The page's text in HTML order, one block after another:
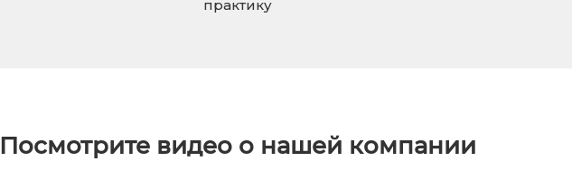
практику
Посмотрите видео о нашей компании